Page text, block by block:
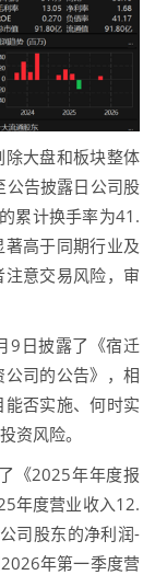
大盘和板块整体
公告披露日公司股
累计换手率为41.
高于同期行业及
注意交易风险，审
日披露了《宿迁
司的公告》，相
否实施、何时实
资风险。
《2025年年度报
年度营业收入12.
司股东的净利润-
年第一季度营